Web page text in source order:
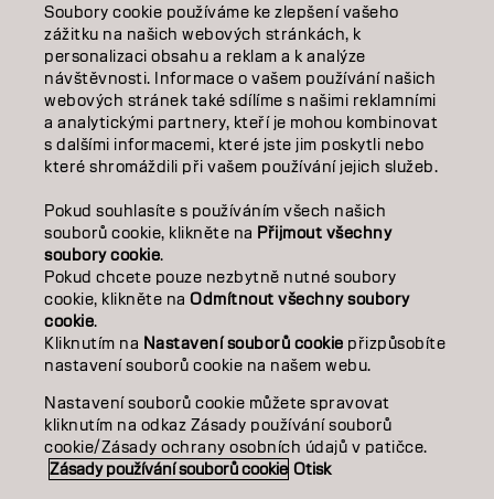
VZDĚLÁVÁNÍ
O NÁS
SALON FINDER
STAŇTE SE PARTNEREM
KONTAKTUJTE NÁS
KontaktZásady ochrany osobních údajů
Zásady používání souborů cookie
Podmínky použití
Přístupnost
Závazek k udržitelnosti
CZ | CZECH
Soubory cookie používáme ke zlepšení vašeho
zážitku na našich webových stránkách, k
personalizaci obsahu a reklam a k analýze
návštěvnosti. Informace o vašem používání našich
webových stránek také sdílíme s našimi reklamními
a analytickými partnery, kteří je mohou kombinovat
s dalšími informacemi, které jste jim poskytli nebo
které shromáždili při vašem používání jejich služeb.
Pokud souhlasíte s používáním všech našich
souborů cookie, klikněte na Přijmout všechny
soubory cookie.
Pokud chcete pouze nezbytně nutné soubory
cookie, klikněte naOdmítnout všechny soubory
cookie.
Kliknutím na Nastavení souborů cookie přizpůsobíte
nastavení souborů cookie na našem webu.
Nastavení souborů cookie můžete spravovat
kliknutím na odkaz Zásady používání souborů
cookie/Zásady ochrany osobních údajů v patičce.
Zásady používání souborů cookie Otisk